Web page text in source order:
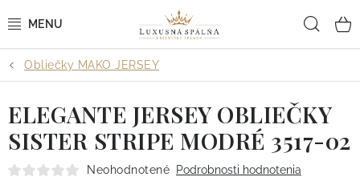
na
POSTEĽNÉ OBLIEČKY
POSTEĽNÉ PLACHTY
PREHOZY A PAPLÓNY
Obliečky MAKO JERSEY
ELEGANTE JERSEY OBLIEČKY
SISTER STRIPE MODRÉ 3517-02
Neohodnotené Podrobnosti hodnotenia